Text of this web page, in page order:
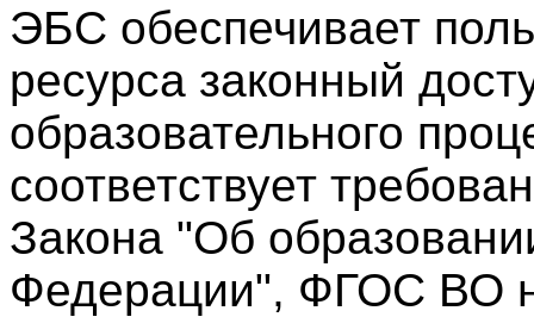
ЭБС обеспечивает
ресурса законный
образовательного
соответствует
Закона "Об
Федерации", ФГОС ВО